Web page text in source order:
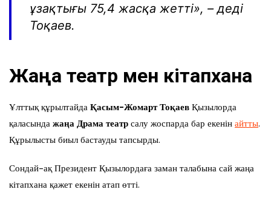
ұзақтығы 75,4 жасқа жетті», – деді
Тоқаев.
Жаңа театр мен кітапхана
Ұлттық құрылтайда Қасым-Жомарт Тоқаев Қызылорда
қаласында жаңа Драма театр салу жоспарда бар екенін айтты.
Құрылысты биыл бастауды тапсырды.
Сондай-ақ Президент Қызылордаға заман талабына сай жаңа
кітапхана қажет екенін атап өтті.